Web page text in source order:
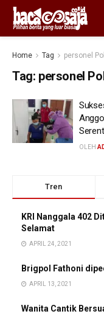
Home Tag personel
Tag: personel
OLEH
Tren
KRI Nanggala 402
Selamat
APRIL 24, 2021
Brigpol Fathoni
APRIL 13, 2021
Wanita Cantik